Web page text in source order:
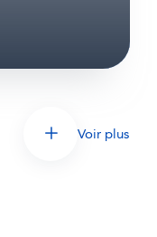
Voir plus